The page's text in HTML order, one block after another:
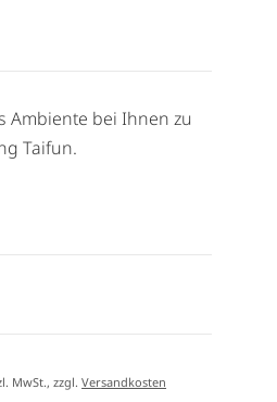
Ambiente bei Ihnen zu
Taifun.
MwSt., zzgl.Versandkosten